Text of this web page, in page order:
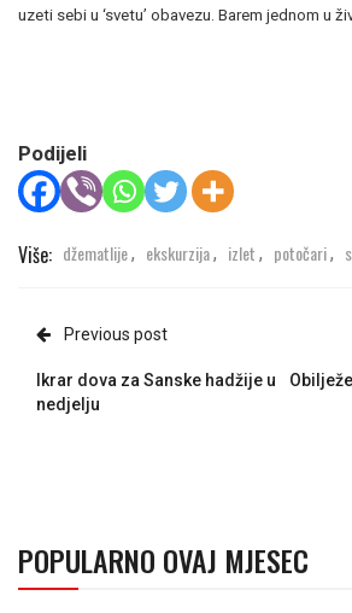
uzeti sebi u ‘svetu’ obavezu. Barem jednom u
Podijeli
Više: džematlije, ekskurzija, izlet , potočari,
Previous post
Ikrar dova za Sanske hadžije u
nedjelju
POPULARNO OVAJ MJESEC